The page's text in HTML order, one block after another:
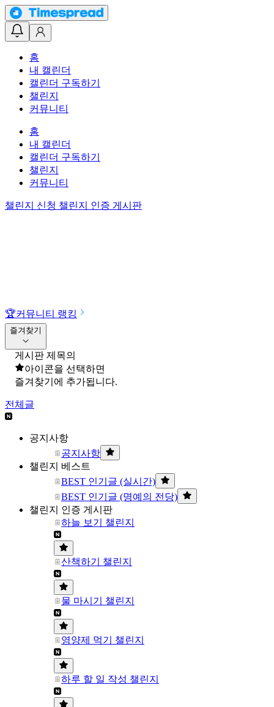
홈
내 캘린더
캘린더 구독하기
챌린지
커뮤니티
홈
내 캘린더
캘린더 구독하기
챌린지
커뮤니티
챌린지 신청 챌린지 인증 게시판
🏆커뮤니티 랭킹
즐겨찾기
게시판 제목의
아이콘을 선택하면
즐겨찾기에 추가됩니다.
전체글
공지사항
공지사항
챌린지 베스트
BEST 인기글 (실시간)
BEST 인기글 (명예의 전당)
챌린지 인증 게시판
하늘 보기 챌린지
산책하기 챌린지
물 마시기 챌린지
영양제 먹기 챌린지
하루 할 일 작성 챌린지